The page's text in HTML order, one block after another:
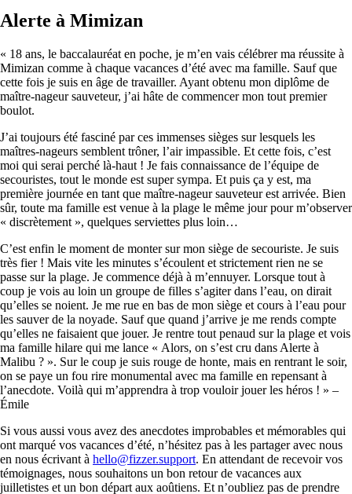
Alerte à Mimizan
« 18 ans, le baccalauréat en poche, je m’en vais célébrer ma réussite à
Mimizan comme à chaque vacances d’été avec ma famille. Sauf que
cette fois je suis en âge de travailler. Ayant obtenu mon diplôme de
maître-nageur sauveteur, j’ai hâte de commencer mon tout premier
boulot.
J’ai toujours été fasciné par ces immenses sièges sur lesquels les
maîtres-nageurs semblent trôner, l’air impassible. Et cette fois, c’est
moi qui serai perché là-haut ! Je fais connaissance de l’équipe de
secouristes, tout le monde est super sympa. Et puis ça y est, ma
première journée en tant que maître-nageur sauveteur est arrivée. Bien
sûr, toute ma famille est venue à la plage le même jour pour m’observer
« discrètement », quelques serviettes plus loin…
C’est enfin le moment de monter sur mon siège de secouriste. Je suis
très fier ! Mais vite les minutes s’écoulent et strictement rien ne se
passe sur la plage. Je commence déjà à m’ennuyer. Lorsque tout à
coup je vois au loin un groupe de filles s’agiter dans l’eau, on dirait
qu’elles se noient. Je me rue en bas de mon siège et cours à l’eau pour
les sauver de la noyade. Sauf que quand j’arrive je me rends compte
qu’elles ne faisaient que jouer. Je rentre tout penaud sur la plage et vois
ma famille hilare qui me lance « Alors, on s’est cru dans Alerte à
Malibu ? ». Sur le coup je suis rouge de honte, mais en rentrant le soir,
on se paye un fou rire monumental avec ma famille en repensant à
l’anecdote. Voilà qui m’apprendra à trop vouloir jouer les héros ! » –
Émile
Si vous aussi vous avez des anecdotes improbables et mémorables qui
ont marqué vos vacances d’été, n’hésitez pas à les partager avec nous
en nous écrivant à hello@fizzer.support. En attendant de recevoir vos
témoignages, nous souhaitons un bon retour de vacances aux
juilletistes et un bon départ aux aoûtiens. Et n’oubliez pas de prendre